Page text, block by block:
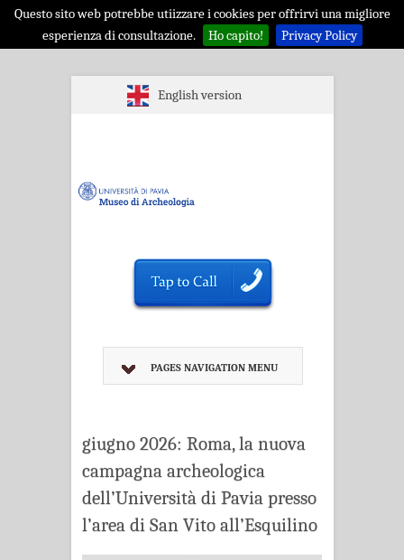
Questo sito web potrebbe utiizzare i cookies per offrirvi una migliore
esperienza di consultazione.
Ho capito! Privacy Policy
English version
PAGES NAVIGATION MENU
giugno 2026: Roma, la nuova
campagna archeologica
dell’Università di Pavia presso
l’area di San Vito all’Esquilino